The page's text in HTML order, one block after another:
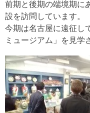
前期と後期の端境期に
設を訪問しています。
今期は名古屋に遠征し
ミュージアム」を見学